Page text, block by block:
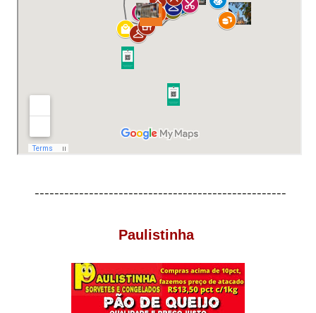
---------------------------------------------------
Paulistinha